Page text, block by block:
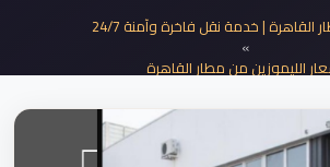
خدمات المطار
القاهرة | خدمة نقل فاخرة وآمنة 24/7
الليموزين من مطار القاهرة
الليموزين من مطار القاهرة ا...